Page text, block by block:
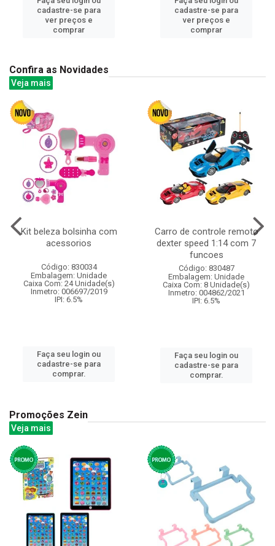
cadastre-se para
ver preços e
comprar
cadastre-se para
ver preços e
comprar
Confira as Novidades
Veja mais
Kit beleza bolsinha com
acessorios
Código: 830034
Embalagem: Unidade
Caixa Com: 24 Unidade(s)
Inmetro: 006697/2019
IPI: 6.5%
Faça seu login ou
cadastre-se para
comprar.
Carro de controle remoto
dexter speed 1:14 com 7
funcoes
Código: 830487
Embalagem: Unidade
Caixa Com: 8 Unidade(s)
Inmetro: 004862/2021
IPI: 6.5%
Faça seu login ou
cadastre-se para
comprar.
Promoções Zein
Veja mais